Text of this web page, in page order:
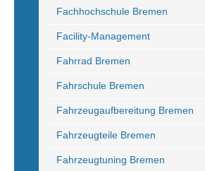
Fachhochschule Bremen
Facility-Management
Fahrrad Bremen
Fahrschule Bremen
Fahrzeugaufbereitung Bremen
Fahrzeugteile Bremen
Fahrzeugtuning Bremen